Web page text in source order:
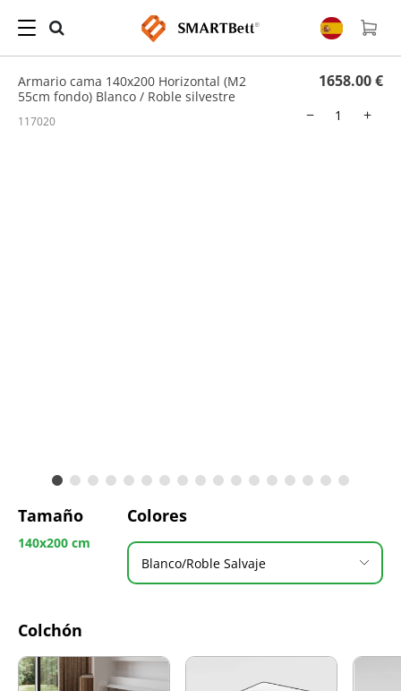
Hogar Cama Abatible
/ Armario cama 140x200 Horizontal (M2 55cm fondo) Blanco /
Armario cama 140x200 Horizontal (M2
55cm fondo) Blanco / Roble silvestre
1658.00 €
−
+
117020
Tamaño
140x200 cm
Colores
Blanco/Roble Salvaje
Colchón